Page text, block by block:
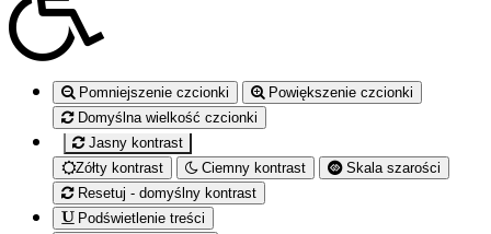
Pomniejszenie czcionki
Powiększenie czcionki
Domyślna wielkość czcionki
Jasny kontrast
Zółty kontrast
Ciemny kontrast
Skala szarości
Resetuj - domyślny kontrast
Podświetlenie treści